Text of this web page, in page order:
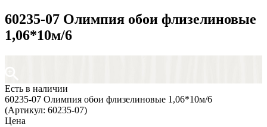
60235-07 Олимпия обои флизелиновые
1,06*10м/6
Есть в наличии
60235-07 Олимпия обои флизелиновые 1,06*10м/6
(Артикул: 60235-07)
Цена